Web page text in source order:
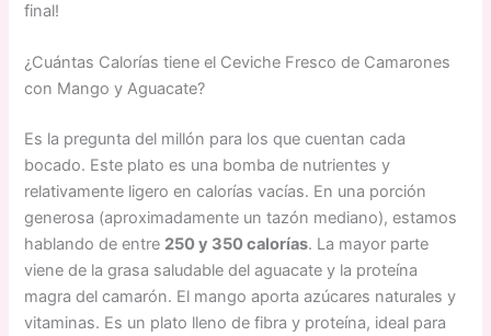
final!
¿Cuántas Calorías tiene el Ceviche Fresco de Camarones
con Mango y Aguacate?
Es la pregunta del millón para los que cuentan cada
bocado. Este plato es una bomba de nutrientes y
relativamente ligero en calorías vacías. En una porción
generosa (aproximadamente un tazón mediano), estamos
hablando de entre 250 y 350 calorías. La mayor parte
viene de la grasa saludable del aguacate y la proteína
magra del camarón. El mango aporta azúcares naturales y
vitaminas. Es un plato lleno de fibra y proteína, ideal para